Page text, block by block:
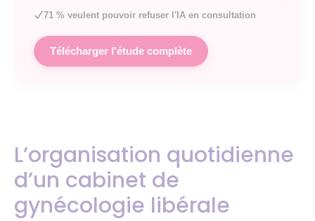
71 % veulent pouvoir refuser l'IA en consultation
Télécharger l'étude complète
L’organisation quotidienne
d’un cabinet de
gynécologie libérale